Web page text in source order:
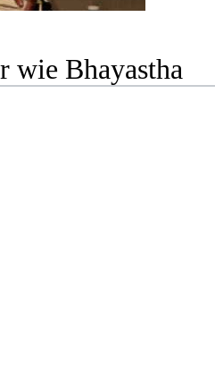
wie Bhayastha